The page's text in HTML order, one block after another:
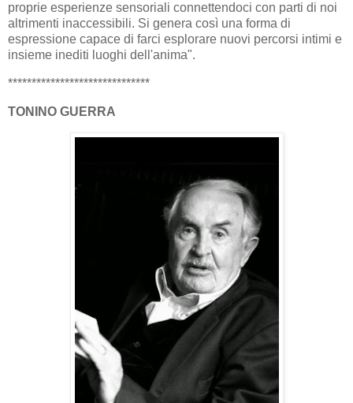
proprie esperienze sensoriali connettendoci con parti di noi
altrimenti inaccessibili. Si genera così una forma di
espressione capace di farci esplorare nuovi percorsi intimi e
insieme inediti luoghi dell'anima".
******************************
TONINO GUERRA